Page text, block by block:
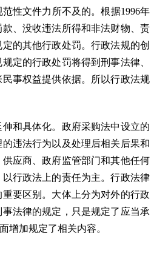
性文件力所不及的。根据1996年
、没收违法所得和非法财物、责
的其他行政处罚。行政法规的创
定的行政处罚将得到刑事法律、
事权益提供依据。所以行政法规
和具体化。政府采购法中设立的
违法行为以及处理后相关后果和
应商、政府监管部门和其他任何
行政法上的责任为主。行政法律
要区别。大体上分为对外的行政
法律的规定，只是规定了应当承
增加规定了相关内容。